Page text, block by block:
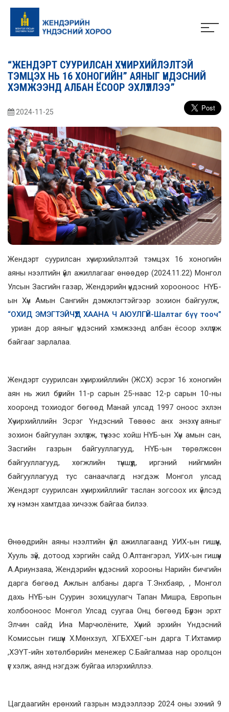
“ЖЕНДЭРТ СУУРИЛСАН ХҮЧИРХИЙЛЭЛТЭЙ
ТЭМЦЭХ НЬ 16 ХОНОГИЙН” АЯНЫГ ҮНДЭСНИЙ
ХЭМЖЭЭНД АЛБАН ЁСООР ЭХЛҮҮЛЛЭЭ”
2024-11-25
Жендэрт суурилсан хүчирхийлэлтэй тэмцэх 16 хоногийн
аяны нээлтийн үйл ажиллагааг өнөөдөр (2024.11.22) Монгол
Улсын Засгийн газар, Жендэрийн үндэсний хорооноос НҮБ-
ын Хүн Амын Сангийн дэмжлэгтэйгээр зохион байгуулж,
“ОХИД ЭМЭГТЭЙЧҮҮД ХААНА Ч АЮУЛГҮЙ-Шалтаг бүү тооч”
уриан дор аяныг үндэсний хэмжээнд албан ёсоор эхлүүлж
байгааг зарлалаа.
Жендэрт суурилсан хүчирхийллийн (ЖСХ) эсрэг 16 хоногийн
аян нь жил бүрийн 11-р сарын 25-наас 12-р сарын 10-ны
хооронд тохиодог бөгөөд Манай улсад 1997 оноос эхлэн
Хүчирхийллийн Эсрэг Үндэсний Төвөөс анх энэхүү аяныг
зохион байгуулан эхлүүлж, түүнээс хойш НҮБ-ын Хүн амын сан,
Засгийн газрын байгууллагууд, НҮБ-ын төрөлжсөн
байгууллагууд, хөгжлийн түншүүд, иргэний нийгмийн
байгууллагууд тус санаачлагд нэгдэж Монгол улсад
Жендэрт суурилсан хүчирхийллийг таслан зогсоох их үйлсэд
хүч нэмэн хамтдаа хичээж байгаа билээ.
Өнөөдрийн аяны нээлтийн үйл ажиллагаанд УИХ-ын гишүүн,
Хууль зүй, дотоод хэргийн сайд О.Алтангэрэл, УИХ-ын гишүүн
А.Ариунзаяа, Жендэрийн үндэсний хорооны Нарийн бичгийн
дарга бөгөөд Ажлын албаны дарга Т.Энхбаяр, , Монгол
дахь НҮБ-ын Суурин зохицуулагч Тапан Мишра, Европын
холбооноос Монгол Улсад суугаа Онц бөгөөд Бүрэн эрхт
Элчин сайд Ина Марчюлёните, Хүний эрхийн Үндэсний
Комиссын гишүүн Х.Мөнхзул, ХГБХХЕГ-ын дарга Т.Ихтамир
,ХЭҮТ-ийн хөтөлбөрийн менежер С.Байгалмаа нар оролцон
үг хэлж, аянд нэгдэж буйгаа илэрхийллээ.
Цагдаагийн ерөнхий газрын мэдээллээр 2024 оны эхний 9